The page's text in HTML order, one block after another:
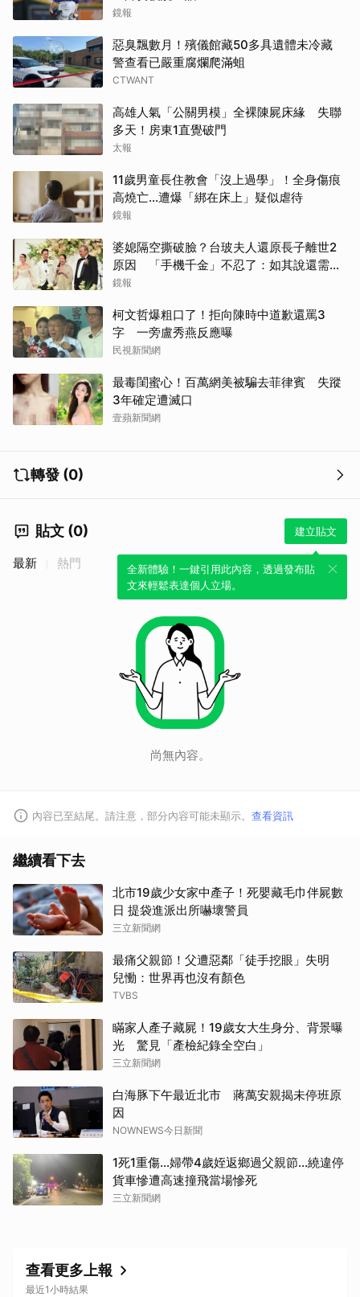
鏡報
惡臭飄數月！殯儀館藏50多具遺體未冷藏
警查看已嚴重腐爛爬滿蛆
CTWANT
高雄人氣「公關男模」全裸陳屍床緣 失聯
多天！房東1直覺破門
太報
11歲男童長住教會「沒上過學」！全身傷痕
高燒亡…遭爆「綁在床上」疑似虐待
鏡報
婆媳隔空撕破臉？台玻夫人還原長子離世2
原因 「手機千金」不忍了：如其說還需要
離開嗎？
鏡報
柯文哲爆粗口了！拒向陳時中道歉還罵3
字 一旁盧秀燕反應曝
民視新聞網
最毒閨蜜心！百萬網美被騙去菲律賓 失蹤
3年確定遭滅口
壹蘋新聞網
轉發 (0)
貼文 (0) 建立貼文
全新體驗！一鍵引用此內容，透過發布貼
文來輕鬆表達個人立場。
最新 熱門
尚無內容。
內容已至結尾。請注意，部分內容可能未顯示。 查看資訊
繼續看下去
北市19歲少女家中產子！死嬰藏毛巾伴屍數
日 提袋進派出所嚇壞警員
三立新聞網
最痛父親節！父遭惡鄰「徒手挖眼」失明
兒慟：世界再也沒有顏色
TVBS
瞞家人產子藏屍！19歲女大生身分、背景曝
光 驚見「產檢紀錄全空白」
三立新聞網
白海豚下午最近北市 蔣萬安親揭未停班原
因
NOWNEWS今日新聞
1死1重傷…婦帶4歲姪返鄉過父親節…繞違停
貨車慘遭高速撞飛當場慘死
三立新聞網
查看更多上報
最近1小時結果
取消